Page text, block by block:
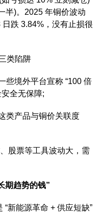
半)。2025 年铜价波动
跌 3.84%，没有止损很
类陷阱
境外平台宣称 “100 倍
全无保障;
产品与铜价关联度
股票等工具波动大，需
趋势的钱”
能源革命 + 供应短缺”